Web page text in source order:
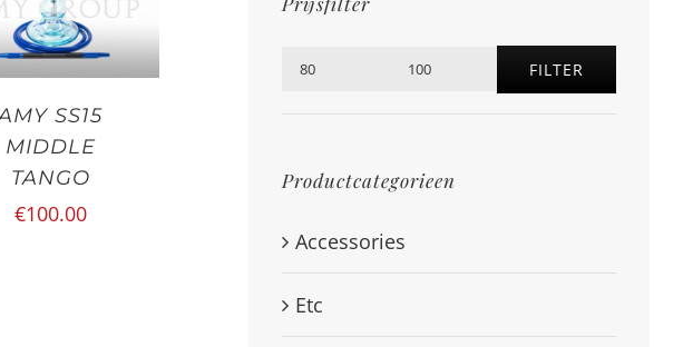
PRODUCT
HEEFT
MEERDERE
KAN
WORDEN
SS15
MIDDLE
TANGO
€100.00
FILTER
Productcategorieen
Accessories
Etc